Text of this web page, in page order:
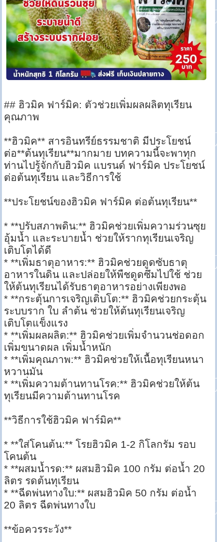
## ฮิวมิค ฟาร์มิค: ตัวช่วยเพิ่มผลผลิตทุเรียน
คุณภาพ
**ฮิวมิค** สารอินทรีย์ธรรมชาติ มีประโยชน์
ต่อ**ต้นทุเรียน**มากมาย บทความนี้จะพาทุก
ท่านไปรู้จักกับฮิวมิค แบรนด์ ฟาร์มิค ประโยชน์
ต่อต้นทุเรียน และวิธีการใช้
**ประโยชน์ของฮิวมิค ฟาร์มิค ต่อต้นทุเรียน**
* **ปรับสภาพดิน:** ฮิวมิคช่วยเพิ่มความร่วนซุย
อุ้มน้ำ และระบายน้ำ ช่วยให้รากทุเรียนเจริญ
เติบโตได้ดี
* **เพิ่มธาตุอาหาร:** ฮิวมิคช่วยดูดซับธาตุ
อาหารในดิน และปล่อยให้พืชดูดซึมไปใช้ ช่วย
ให้ต้นทุเรียนได้รับธาตุอาหารอย่างเพียงพอ
* **กระตุ้นการเจริญเติบโต:** ฮิวมิคช่วยกระตุ้น
ระบบราก ใบ ลำต้น ช่วยให้ต้นทุเรียนเจริญ
เติบโตแข็งแรง
* **เพิ่มผลผลิต:** ฮิวมิคช่วยเพิ่มจำนวนช่อดอก
เพิ่มขนาดผล เพิ่มน้ำหนัก
* **เพิ่มคุณภาพ:** ฮิวมิคช่วยให้เนื้อทุเรียนหนา
หวานมัน
* **เพิ่มความต้านทานโรค:** ฮิวมิคช่วยให้ต้น
ทุเรียนมีความต้านทานโรค
**วิธีการใช้ฮิวมิค ฟาร์มิค**
* **ใส่โคนต้น:** โรยฮิวมิค 1-2 กิโลกรัม รอบ
โคนต้น
* **ผสมน้ำรด:** ผสมฮิวมิค 100 กรัม ต่อน้ำ 20
ลิตร รดต้นทุเรียน
* **ฉีดพ่นทางใบ:** ผสมฮิวมิค 50 กรัม ต่อน้ำ
20 ลิตร ฉีดพ่นทางใบ
**ข้อควรระวัง**